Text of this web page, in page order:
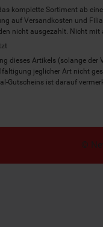
komplette Sortiment ab
auf Versandkosten und
nicht ausgezahlt. Nicht
dieses Artikels (solange
jeglicher Art nicht
Gutscheins ist darauf
©